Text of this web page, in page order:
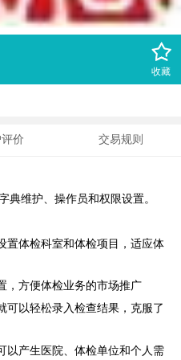
收藏
价 交易规则
典维护、操作员和权限设置。
置体检科室和体检项目，适应体
，方便体检业务的市场推广
可以轻松录入检查结果，克服了
以产生医院、体检单位和个人需